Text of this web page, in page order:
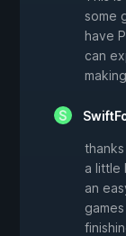
some
have
can
a little
an